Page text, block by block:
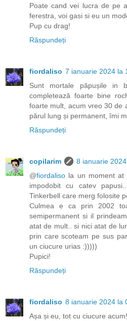
Poate cand vei lucra de pe
ferestra, voi gasi si eu un
Pup cu drag!
Răspundeți
fiordaliso 7 ianuarie 2024 la
Sunt mortale păpușile in
completează foarte bine
foarte mult, acum vreo 30 de
părul lung și permanent, îmi
Răspundeți
copilarim
8 ianuarie
@fiordaliso la un moment at
impodobit cu catev
Tinkerbell care merg folosite
Culmea e ca prin 2002
semipermanent si il
atat de mult.. si nici atat de
prin care scoteam pe sus
un ciucure urias :)))))
Pupici!
Răspundeți
fiordaliso 8 ianuarie 2024 la
Așa și eu, tot cu ciucure acum!